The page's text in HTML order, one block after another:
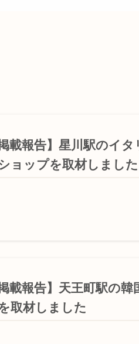
掲載報告】星川駅のイ
ョップを取材しました
掲載報告】天王町駅の
取材しました